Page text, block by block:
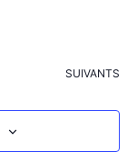
ÉVÈNEMENTS
SUIVANTS